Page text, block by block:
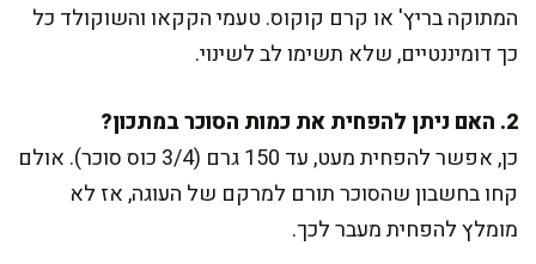
המתוקה בריץ' או קרם קוקוס. טעמי הקקאו והשוקולד כל
כך דומיננטיים, שלא תשימו לב לשינוי.
2. האם ניתן להפחית את כמות הסוכר במתכון?
כן, אפשר להפחית מעט, עד 150 גרם (3/4 כוס סוכר). אולם
קחו בחשבון שהסוכר תורם למרקם של העוגה, אז לא
מומלץ להפחית מעבר לכך.